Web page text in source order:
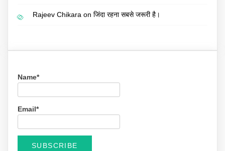
Rajeev Chikara on जिंदा रहना सबसे जरूरी है।
Name*
Email*